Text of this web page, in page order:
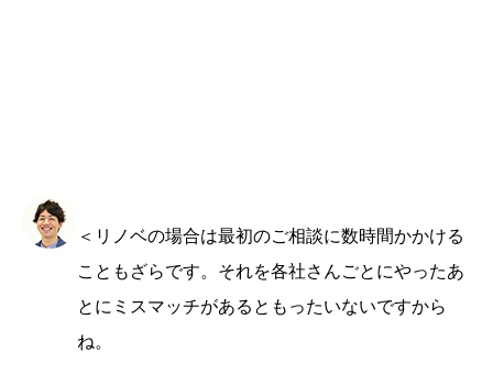
＜リノベの場合は最初のご相談に数時間かかける
こともざらです。それを各社さんごとにやったあ
とにミスマッチがあるともったいないですから
ね。